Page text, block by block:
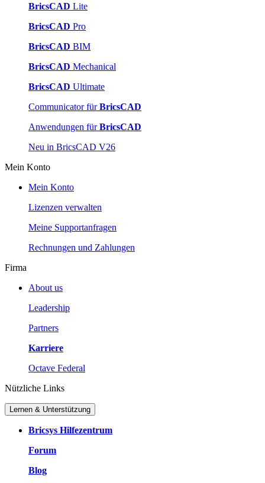
BricsCAD Lite
BricsCAD Pro
BricsCAD BIM
BricsCAD Mechanical
BricsCAD Ultimate
Communicator fürBricsCAD
Anwendungen fürBricsCAD
Neu in BricsCAD V26
Mein Konto
Mein Konto
Lizenzen verwalten
Meine Supportanfragen
Rechnungen und Zahlungen
Firma
About us
Leadership
Partners
Karriere
Octave Federal
Nützliche Links
Lernen & Unterstützung
Bricsys Hilfezentrum
Forum
Blog